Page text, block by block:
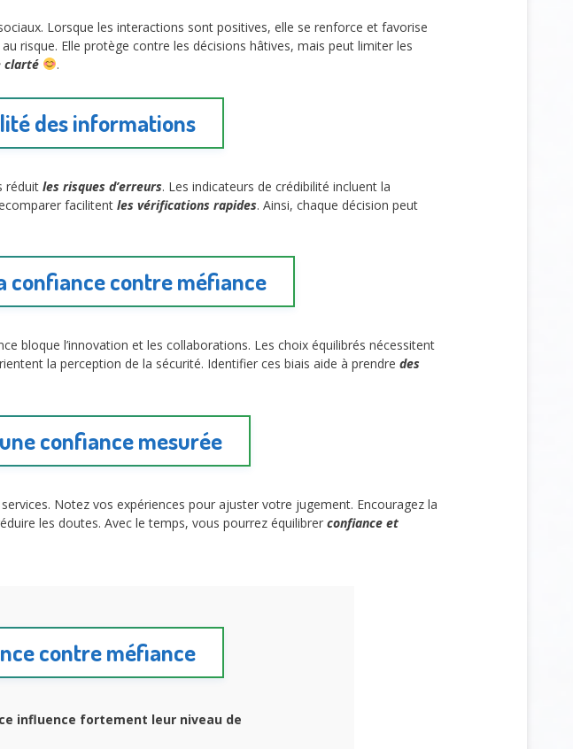
Lorsque les interactions sont positives, elle se renforce et favorise
risque. Elle protège contre les décisions hâtives, mais peut limiter les
clarté .
des informations
réduit les risques d’erreurs. Les indicateurs de crédibilité incluent la
facilitent les vérifications rapides. Ainsi, chaque décision peut
confiance contre méfiance
bloque l’innovation et les collaborations. Les choix équilibrés nécessitent
la perception de la sécurité. Identifier ces biais aide à prendre des
confiance mesurée
Notez vos expériences pour ajuster votre jugement. Encouragez la
les doutes. Avec le temps, vous pourrez équilibrer confiance et
contre méfiance
influence fortement leur niveau de